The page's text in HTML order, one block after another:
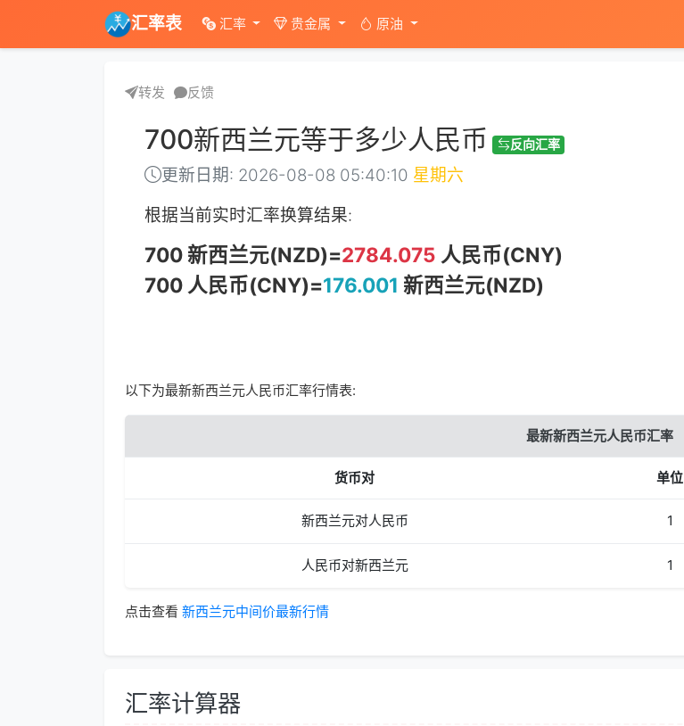
汇率表 汇率 贵金属 原油
转发 反馈
700新西兰元等于多少人民币 反向汇率
更新日期: 2026-08-08 05:40:10 星期六
根据当前实时汇率换算结果:
700 新西兰元(NZD)=2784.075 人民币(CNY)
700 人民币(CNY)=176.001 新西兰元(NZD)
以下为最新新西兰元人民币汇率行情表:
最新新西兰元人民币汇率
货币对 单位
新西兰元对人民币 1
人民币对新西兰元 1
点击查看 新西兰元中间价最新行情
汇率计算器